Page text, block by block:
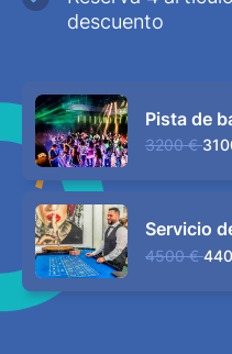
descuento
Pista de
3200 €
Servicio
4500 €